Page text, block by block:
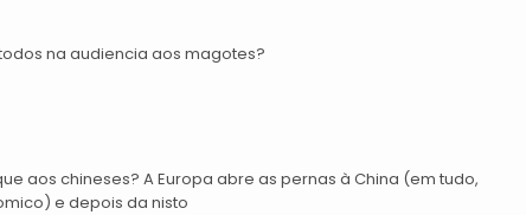
na audiencia aos magotes?
aos chineses? A Europa abre as pernas à China (em tudo,
e depois da nisto